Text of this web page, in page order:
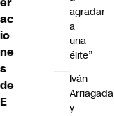
ac
io
ne
s
de
E
agradar
a
una
élite”
Iván
Arriagada
y